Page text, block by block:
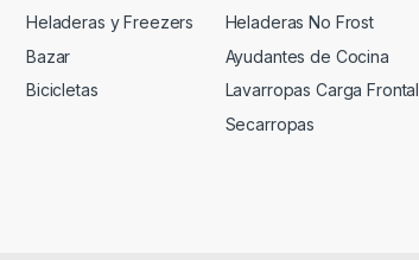
Heladeras y Freezers
Bazar
Bicicletas
Heladeras No Frost
Ayudantes de Cocina
Lavarropas Carga Frontal
Secarropas